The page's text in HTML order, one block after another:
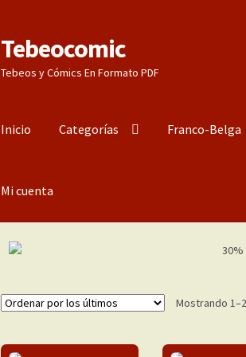
Ir
a
la
Ir
al
contenido
Tebeocomic
Tebeos y Cómics En Formato PDF
Inicio Categorías Franco-Belga
Mi cuenta
Mostrando